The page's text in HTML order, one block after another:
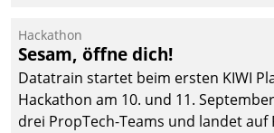
integrieren.
Hackathon
Sesam, öffne dich!
Datatrain startet beim ersten KIWI
Hackathon am 10. und 11.
drei PropTech-Teams und landet auf